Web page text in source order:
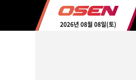
2026년 08월 08일(토)